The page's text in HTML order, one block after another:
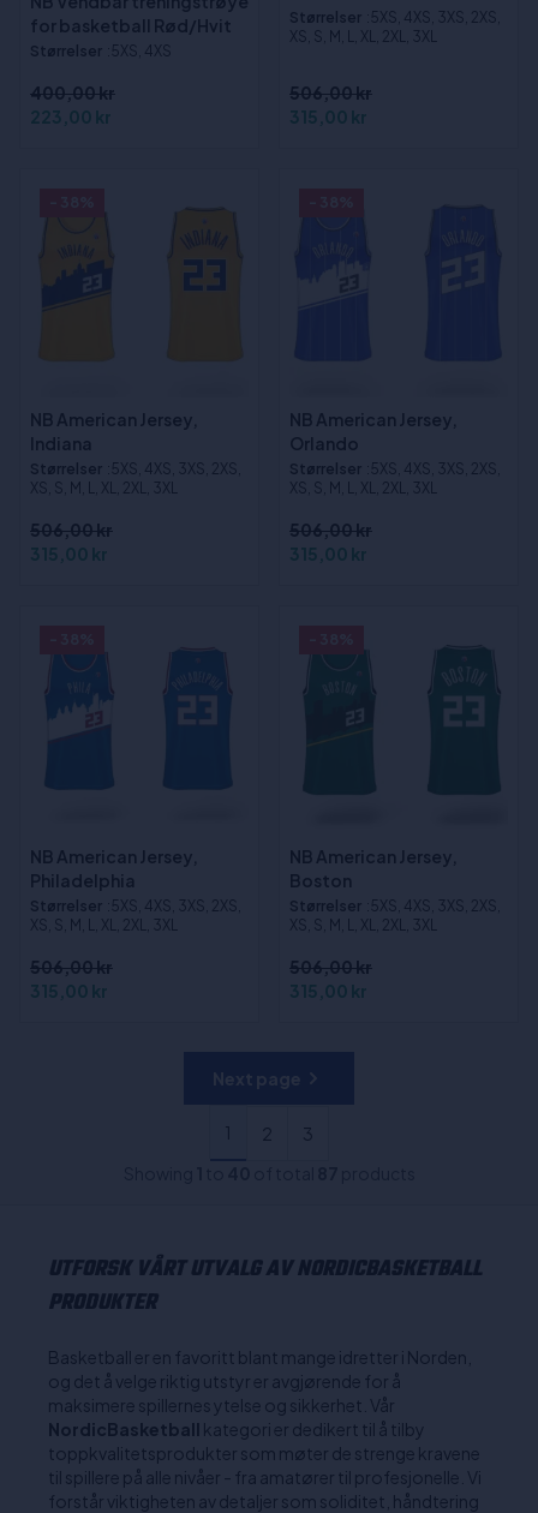
for basketball Rød/Hvit
Størrelser :5XS, 4XS
400,00 kr
223,00 kr
Størrelser :5XS, 4XS, 3XS, 2XS,
XS, S, M, L, XL, 2XL, 3XL
506,00 kr
315,00 kr
NB American Jersey,
Indiana
Størrelser :5XS, 4XS, 3XS, 2XS,
XS, S, M, L, XL, 2XL, 3XL
506,00 kr
315,00 kr
NB American Jersey,
Orlando
Størrelser :5XS, 4XS, 3XS, 2XS,
XS, S, M, L, XL, 2XL, 3XL
506,00 kr
315,00 kr
NB American Jersey,
Philadelphia
Størrelser :5XS, 4XS, 3XS, 2XS,
XS, S, M, L, XL, 2XL, 3XL
506,00 kr
315,00 kr
NB American Jersey,
Boston
Størrelser :5XS, 4XS, 3XS, 2XS,
XS, S, M, L, XL, 2XL, 3XL
506,00 kr
315,00 kr
1 2
3
UTFORSK VÅRT UTVALG AV NORDICBASKETBALL
PRODUKTER
Basketball er en favoritt blant mange idretter i Norden,
og det å velge riktig utstyr er avgjørende for å
maksimere spillernes ytelse og sikkerhet. Vår
NordicBasketball kategori er dedikert til å tilby
toppkvalitetsprodukter som møter de strenge kravene
til spillere på alle nivåer - fra amatører til profesjonelle. Vi
forstår viktigheten av detaljer som soliditet, håndtering